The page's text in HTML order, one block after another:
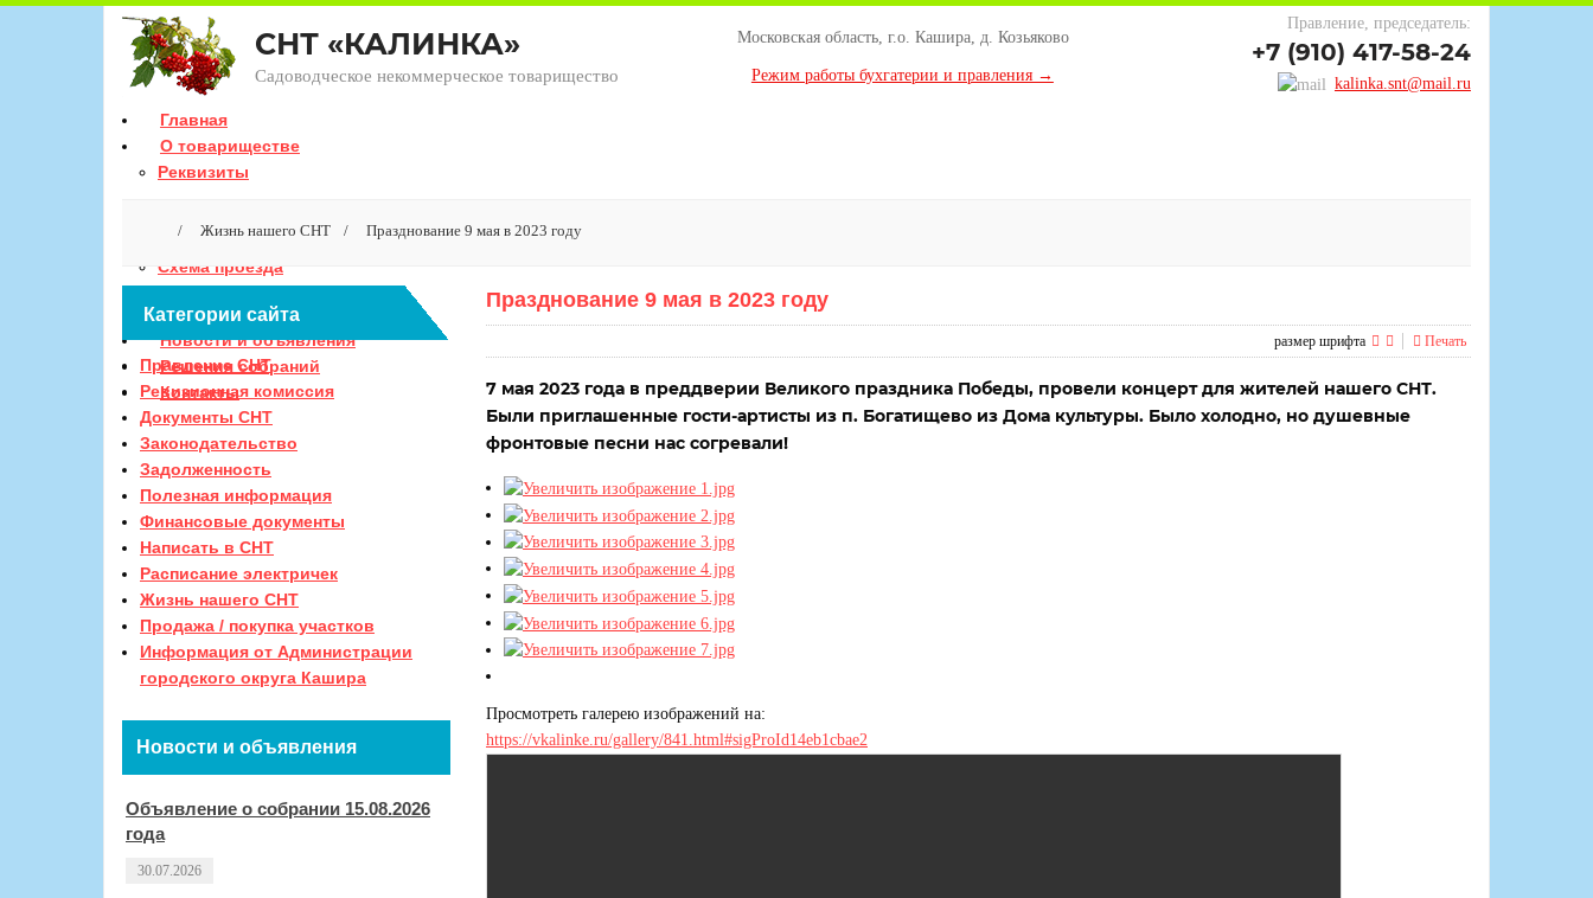
СНТ «КАЛИНКА»
Садоводческое некоммерческое товарищество
Московская область, г.о. Кашира, д. Козьяково
Режим работы бухгатерии и правления →
Правление, председатель:
+7 (910) 417-58-24
kalinka.snt@mail.ru
Главная
О товариществе
Реквизиты
Схема проезда
Оплата взносов
Новости и объявления
Решения собраний
Контакты
/ Жизнь нашего СНТ / Празднование 9 мая в 2023 году
Празднование 9 мая в 2023 году
размер шрифта Печать
7 мая 2023 года в преддверии Великого праздника Победы, провели концерт для жителей нашего СНТ.
Были приглашенные гости-артисты из п. Богатищево из Дома культуры. Было холодно, но душевные
фронтовые песни нас согревали!
Просмотреть галерею изображений на:
https://vkalinke.ru/gallery/841.html#sigProId14eb1cbae2
Категории сайта
Правление СНТ
Ревизионная комиссия
Документы СНТ
Законодательство
Задолженность
Полезная информация
Финансовые документы
Написать в СНТ
Расписание электричек
Жизнь нашего СНТ
Продажа / покупка участков
Информация от Администрации
городского округа Кашира
Новости и объявления
Объявление о собрании 15.08.2026
года
30.07.2026